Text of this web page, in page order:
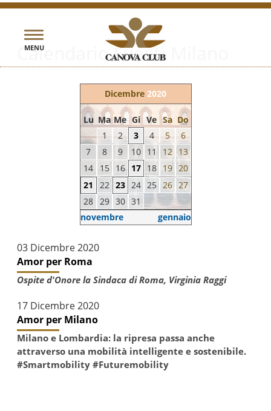
Toggle
navigation
MENU
Calendario Eventi Milano
Dicembre 2020
Lu Ma Me Gi Ve Sa Do
1
2 3 4 5
6
7
8 9 10 11 12
13
14
15 16 17 18 19 20
21
22 23 24 25 26 27
28 29 30 31
novembre
gennaio
03 Dicembre 2020
Amor per Roma
Ospite d'Onore la Sindaca di Roma, Virginia Raggi
17 Dicembre 2020
Amor per Milano
Milano e Lombardia: la ripresa passa anche
attraverso una mobilità intelligente e sostenibile.
#Smartmobility #Futuremobility